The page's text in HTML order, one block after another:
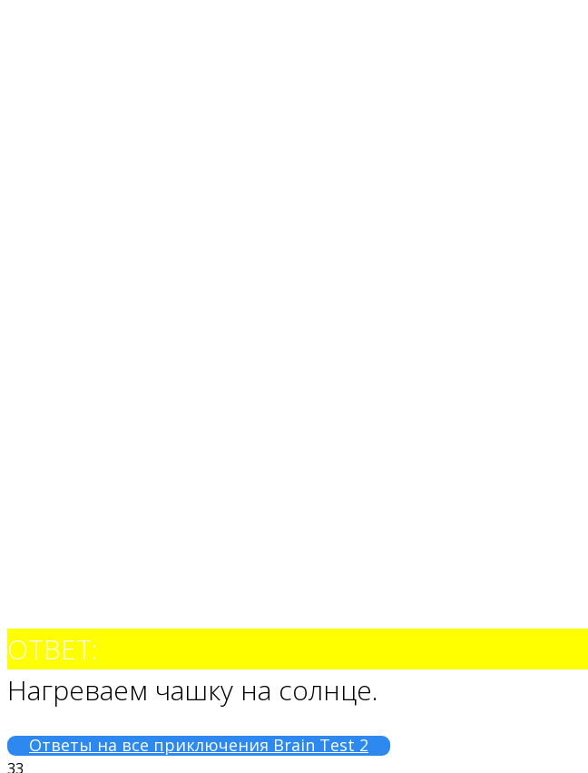
ОТВЕТ:
Нагреваем чашку на солнце.
Ответы на все приключения Brain Test 2
33